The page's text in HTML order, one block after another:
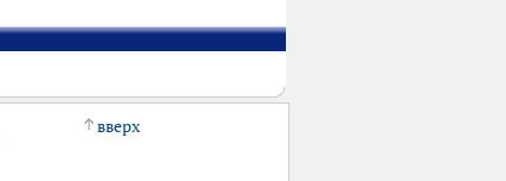
вверх